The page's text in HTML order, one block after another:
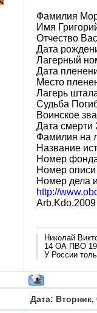
Фамилия
Имя
Отчество
Дата
Лагерный
Дата
Место
Лагерь
Судьба
Воинское
Дата смерти
Фамилия на
Название
Номер
Номер
Номер дела
http://
Николай
14 ОА ПВО
У России
Дата: